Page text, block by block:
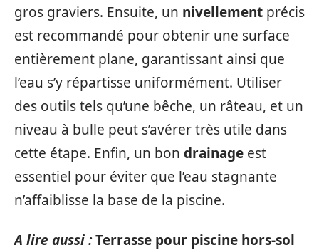
gros graviers. Ensuite, un nivellement précis
est recommandé pour obtenir une surface
entièrement plane, garantissant ainsi que
l’eau s’y répartisse uniformément. Utiliser
des outils tels qu’une bêche, un râteau, et un
niveau à bulle peut s’avérer très utile dans
cette étape. Enfin, un bon drainage est
essentiel pour éviter que l’eau stagnante
n’affaiblisse la base de la piscine.
A lire aussi :Terrasse pour piscine hors-sol